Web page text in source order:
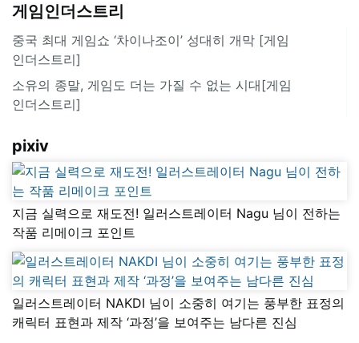
게임인더스트리
중국 최대 게임쇼 ‘차이나조이’ 성대히 개막 [게임
인더스트리]
소유의 종말, 게임도 더는 가질 수 없는 시대[게임
인더스트리]
pixiv
지금 실력으로 재도전! 일러스트레이터 Nagu 님이 전하는
작품 리메이크 포인트
일러스트레이터 NAKDI 님이 소중히 여기는 풍부한 표정의
캐릭터 표현과 제작 ‘과정’을 보여주는 남다른 진심